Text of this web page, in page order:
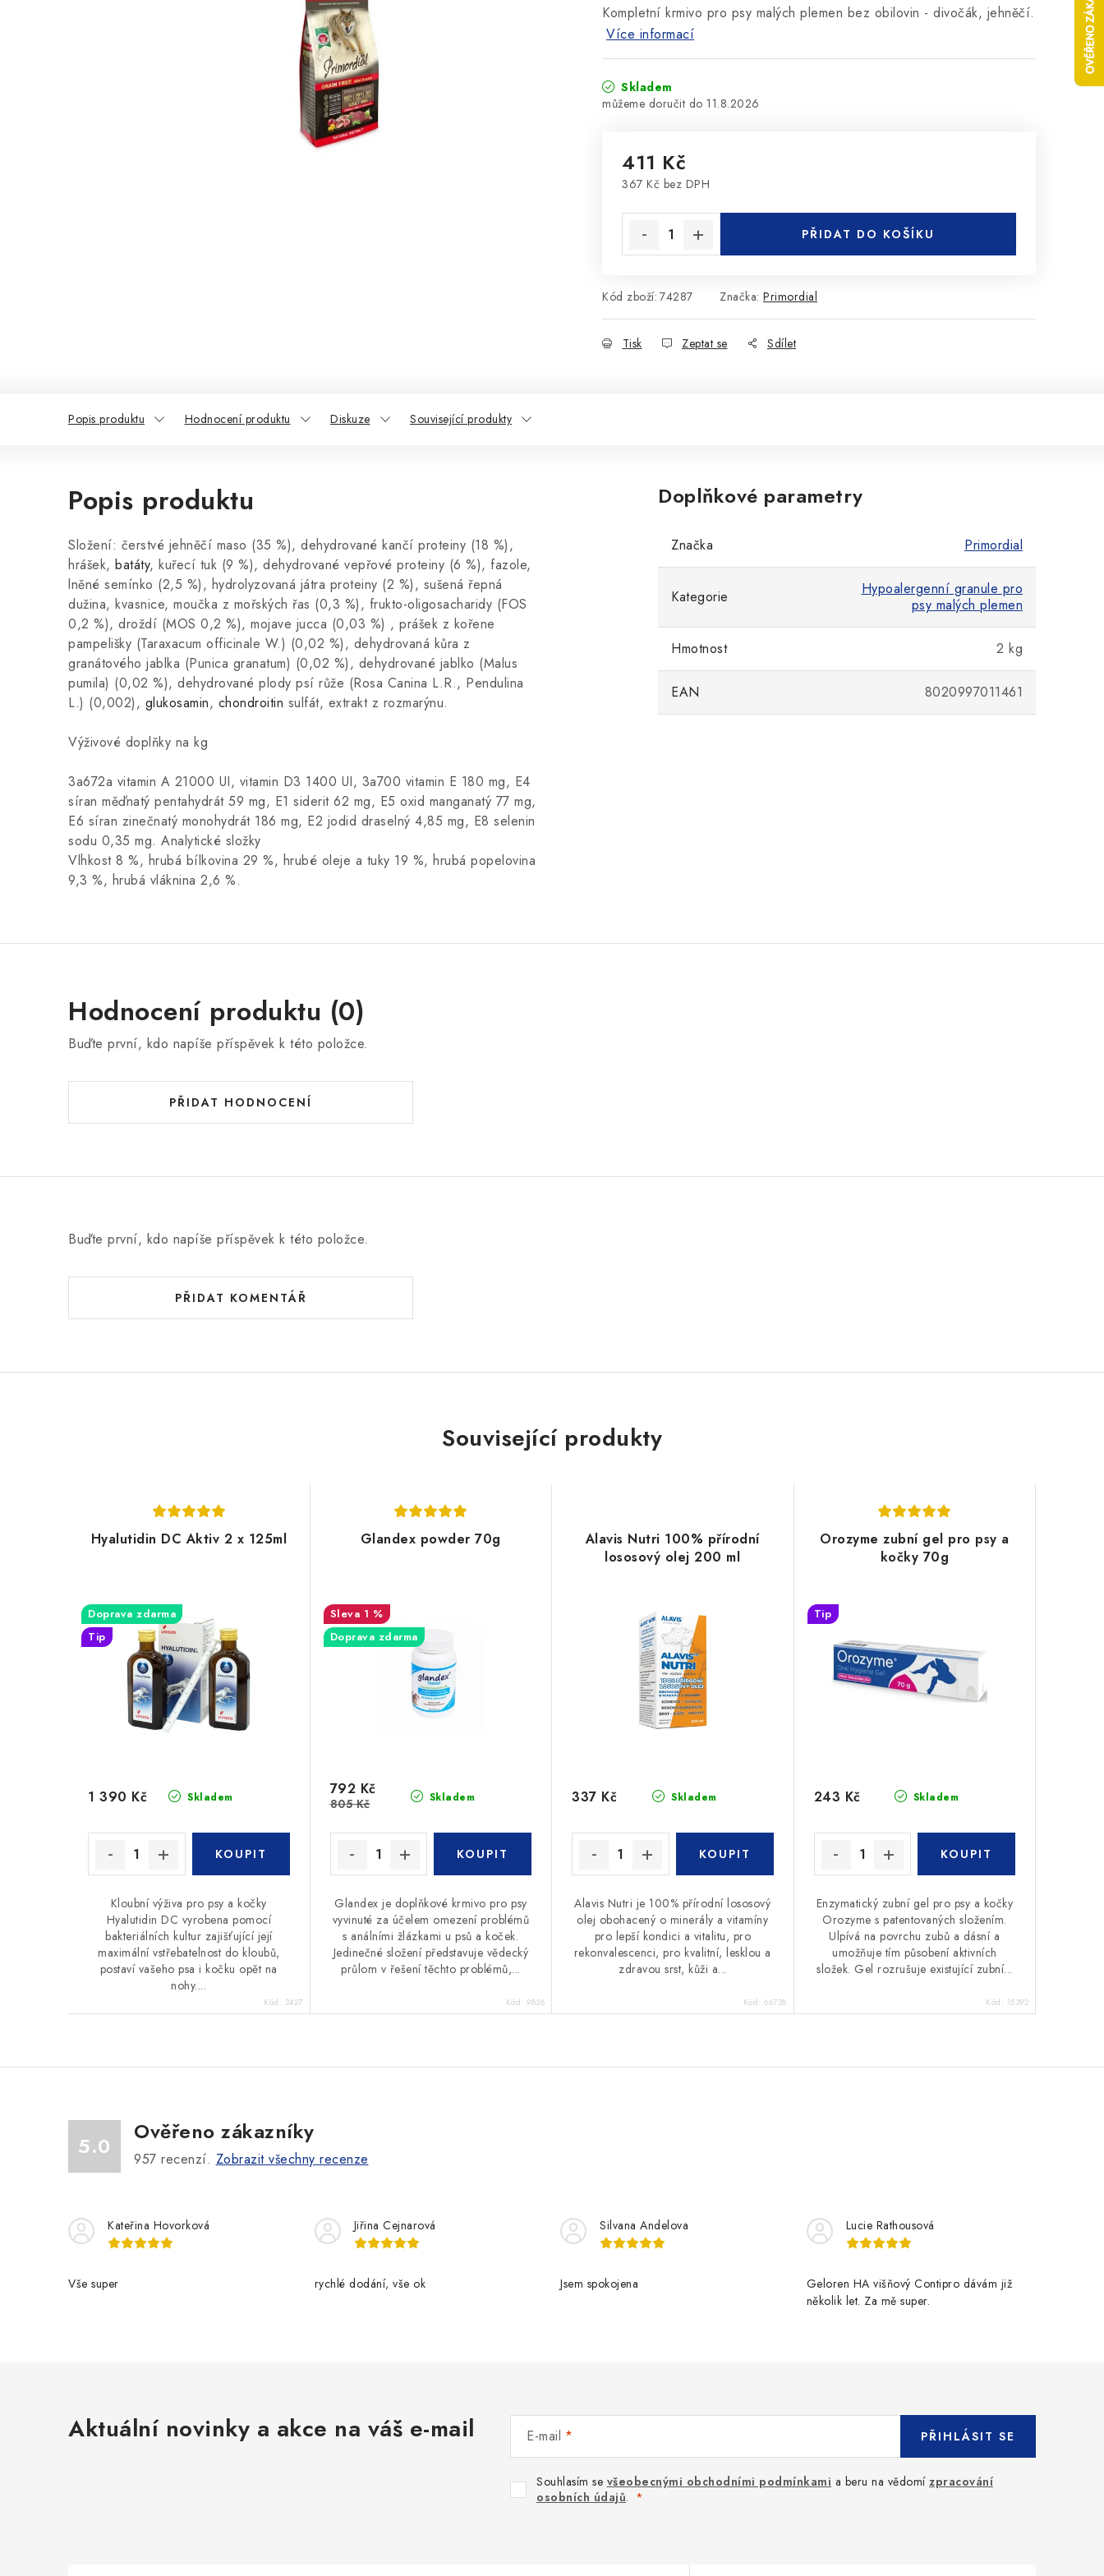
Kompletní krmivo pro psy malých plemen bez obilovin - divočák, jehněčí.
Více informací
Skladem
11.8.2026
411 Kč
367 Kč bez DPH
PŘIDAT DO KOŠÍKU
Kód zboží: 74287 Značka: Primordial
Tisk Zeptat se Sdílet
Popis produktu Hodnocení produktu Diskuze Související produkty
Popis produktu
Složení: čerstvé jehněčí maso (35 %), dehydrované kančí proteiny (18 %),
hrášek, batáty, kuřecí tuk (9 %), dehydrované vepřové proteiny (6 %), fazole,
lněné semínko (2,5 %), hydrolyzovaná játra proteiny (2 %), sušená řepná
dužina, kvasnice, moučka z mořských řas (0,3 %), frukto-oligosacharidy (FOS
0,2 %), droždí (MOS 0,2 %), mojave jucca (0,03 %) , prášek z kořene
pampelišky (Taraxacum officinale W.) (0,02 %), dehydrovaná kůra z
granátového jablka (Punica granatum) (0,02 %), dehydrované jablko (Malus
pumila) (0,02 %), dehydrované plody psí růže (Rosa Canina L.R., Pendulina
L.) (0,002), glukosamin, chondroitin sulfát, extrakt z rozmarýnu.
Výživové doplňky na kg
3a672a vitamin A 21000 UI, vitamin D3 1400 UI, 3a700 vitamin E 180 mg, E4
síran měďnatý pentahydrát 59 mg, E1 siderit 62 mg, E5 oxid manganatý 77 mg,
E6 síran zinečnatý monohydrát 186 mg, E2 jodid draselný 4,85 mg, E8 selenin
sodu 0,35 mg. Analytické složky
Vlhkost 8 %, hrubá bílkovina 29 %, hrubé oleje a tuky 19 %, hrubá popelovina
9,3 %, hrubá vláknina 2,6 %.
Doplňkové parametry
Značka Primordial
Kategorie
Hypoalergenní granule pro
psy malých plemen
Hmotnost 2 kg
EAN 8020997011461
Hodnocení produktu (0)
Buďte první, kdo napíše příspěvek k této položce.
PŘIDAT HODNOCENÍ
Buďte první, kdo napíše příspěvek k této položce.
PŘIDAT KOMENTÁŘ
Související produkty
Hyalutidin DC Aktiv 2 x 125ml
Doprava zdarma
Tip
Skladem
1 390 Kč
Kloubní výživa pro psy a kočky
Hyalutidin DC vyrobena pomocí
bakteriálních kultur zajišťující její
maximální vstřebatelnost do kloubů,
postaví vašeho psa i kočku opět na
nohy....
Kód: 2427
Glandex powder 70g
1 %
Doprava zdarma
Skladem
792 Kč
805 Kč
Glandex je doplňkové krmivo pro psy
vyvinuté za účelem omezení problémů
s análními žlázkami u psů a koček.
Jedinečné složení představuje vědecký
průlom v řešení těchto problémů,...
Kód: 9836
Alavis Nutri 100% přírodní
lososový olej 200 ml
Skladem
337 Kč
Alavis Nutri je 100% přírodní lososový
olej obohacený o minerály a vitamíny
pro lepší kondici a vitalitu, pro
rekonvalescenci, pro kvalitní, lesklou a
zdravou srst, kůži a...
Kód: 66728
Orozyme zubní gel pro psy a
kočky 70g
Tip
Skladem
243 Kč
Enzymatický zubní gel pro psy a kočky
Orozyme s patentovaných složením.
Ulpívá na povrchu zubů a dásní a
umožňuje tím působení aktivních
složek. Gel rozrušuje existující zubní...
Kód: 15392
5.0
Ověřeno zákazníky
957 recenzí. Zobrazit všechny recenze
Kateřina Hovorková
Vše super
Jiřina Cejnarová
rychlé dodání, vše ok
Silvana Andelova
Jsem spokojena
Lucie Rathousová
Geloren HA višňový Contipro dávám již
několik let. Za mě super.
Aktuální novinky a akce na váš e-mail E-mail
Souhlasím se všeobecnými obchodními podmínkami a beru na vědomí zpracování
osobních údajů.
PŘIHLÁSIT SE